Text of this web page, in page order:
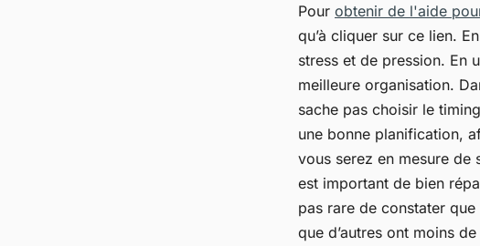
Pour obtenir de l'aide
qu’à cliquer sur ce lien.
stress et de pression. En
meilleure organisation.
sache pas choisir le
une bonne planification,
vous serez en mesure de
est important de bien
pas rare de constater
que d’autres ont moins